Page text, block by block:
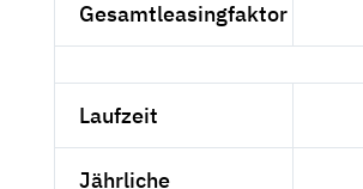
Gesamtleasingfaktor
Laufzeit
Jährliche